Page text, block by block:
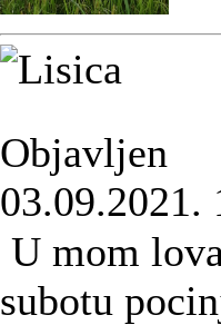
Objavljen
03.09.2021.
U mom
subotu